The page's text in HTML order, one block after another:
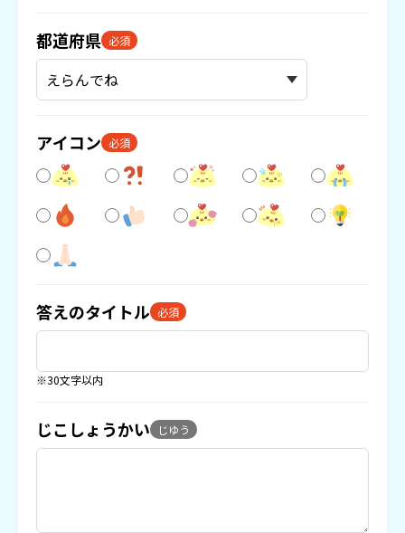
都道府県 必須
アイコン 必須
答えのタイトル 必須
※30文字以内
じこしょうかい じゆう